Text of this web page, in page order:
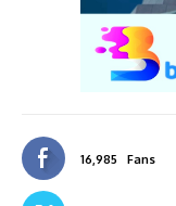
16,985 Fans